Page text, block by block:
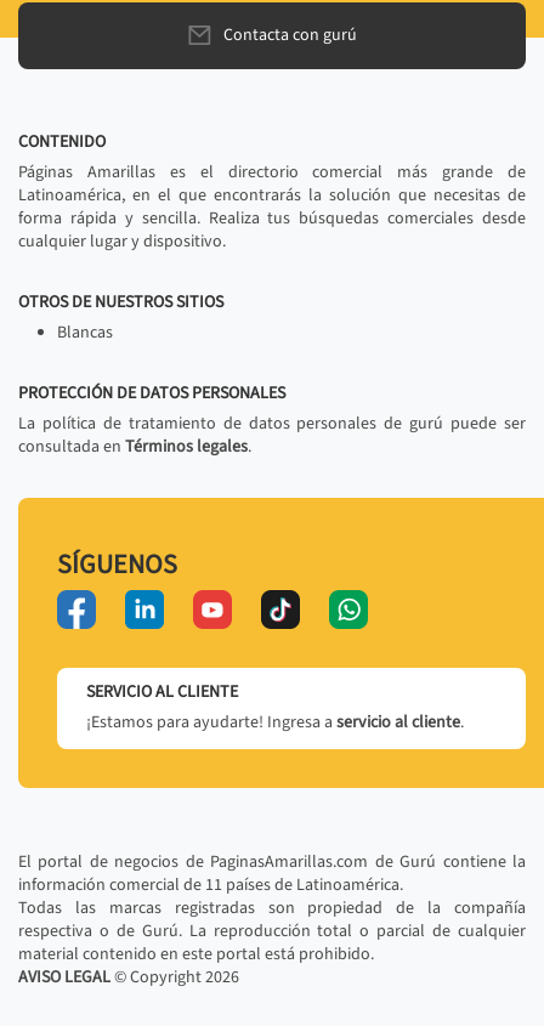
Contacta con gurú
CONTENIDO
Páginas Amarillas es el directorio comercial más grande de
Latinoamérica, en el que encontrarás la solución que necesitas de
forma rápida y sencilla. Realiza tus búsquedas comerciales desde
cualquier lugar y dispositivo.
OTROS DE NUESTROS SITIOS
Blancas
PROTECCIÓN DE DATOS PERSONALES
La política de tratamiento de datos personales de gurú puede ser
consultada en Términos legales.
SÍGUENOS
SERVICIO AL CLIENTE
¡Estamos para ayudarte! Ingresa a servicio al cliente.
El portal de negocios de PaginasAmarillas.com de Gurú contiene la
información comercial de 11 países de Latinoamérica.
Todas las marcas registradas son propiedad de la compañía
respectiva o de Gurú. La reproducción total o parcial de cualquier
material contenido en este portal está prohibido.
AVISO LEGAL© Copyright2026